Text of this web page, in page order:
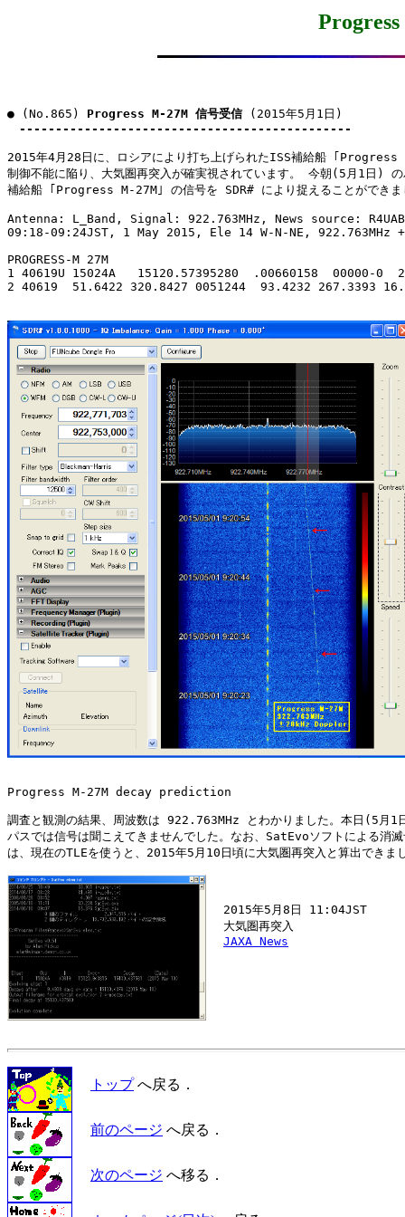
● (No.865) Progress M-27M 信号受信 (2015年5月1日)
----------------------------------------------
2015年4月28日に、ロシアにより打ち上げられたISS補給船 ｢Progress
制御不能に陥り、大気圏再突入が確実視されています。 今朝(5月1日) の
補給船 ｢Progress M-27M｣ の信号を SDR# により捉えることができま
Antenna: L_Band, Signal: 922.763MHz, News source:
09:18-09:24JST, 1 May 2015, Ele 14 W-N-NE, 922.763MHz
PROGRESS-M 27M
1 40619U 15024A   15120.57395280  .00660158  00000-0
2 40619  51.6422 320.8427 0051244  93.4232 267.3393
Progress M-27M decay prediction
調査と観測の結果、周波数は 922.763MHz とわかりました。本日(5月1
パスでは信号は聞こえてきませんでした。なお、SatEvoソフトによる消
は、現在のTLEを使うと、2015年5月10日頃に大気圏再突入と算出できま
  2015年5月8日 11:04JST
  大気圏再突入
JAXA News
トップへ戻る．
前のページ へ戻る．
次のページ へ移る．